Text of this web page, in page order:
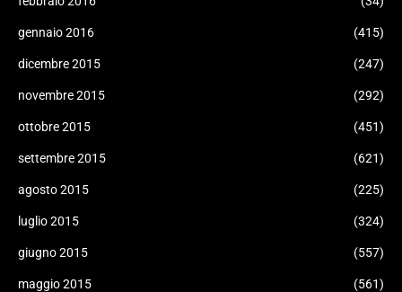
gennaio 2016 (415)
dicembre 2015 (247)
novembre 2015 (292)
ottobre 2015 (451)
settembre 2015 (621)
agosto 2015 (225)
luglio 2015 (324)
giugno 2015 (557)
maggio 2015 (561)